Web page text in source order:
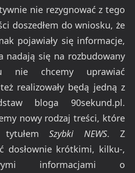
nie rezygnować z tego
doszedłem do wniosku, że
pojawiały się informacje,
nadają się na rozbudowany
nie chcemy uprawiać
realizowały będą jedną z
bloga 90sekund.pl.
nowy rodzaj treści, które
tytułemSzybki NEWS. Z
dosłownie krótkimi, kilku-,
informacjami o